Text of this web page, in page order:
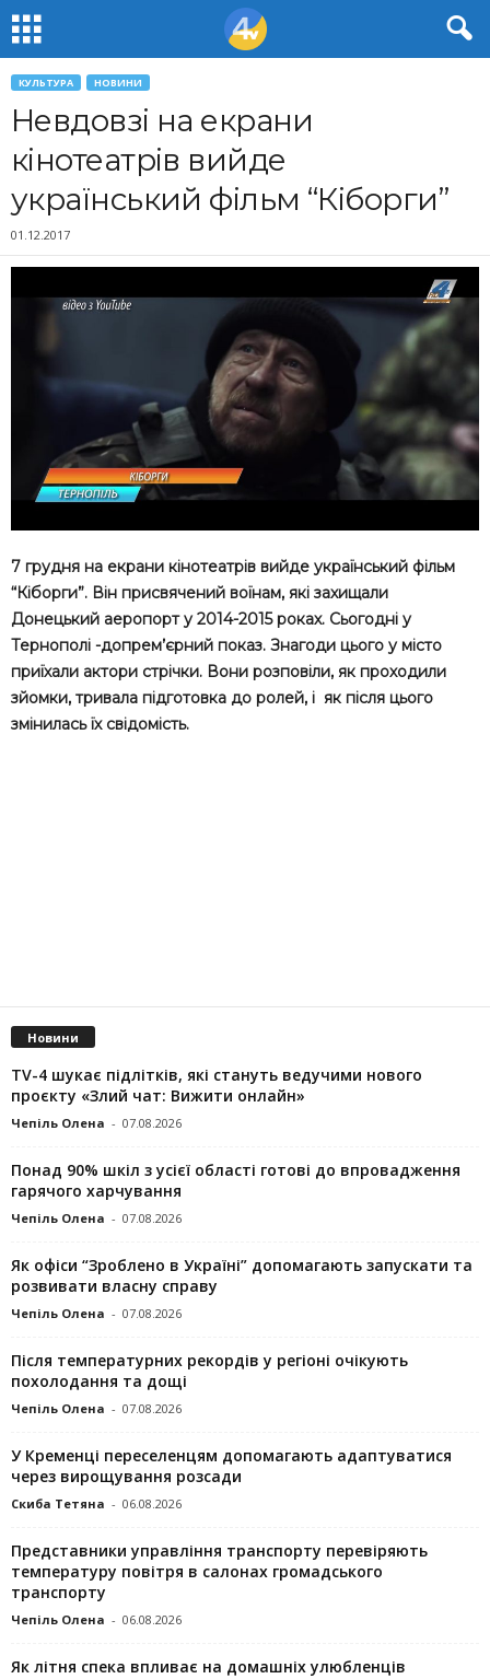
КУЛЬТУРА НОВИНИ
Невдовзі на екрани
кінотеатрів вийде
український фільм “Кіборги”
01.12.2017
7 грудня на екрани кінотеатрів вийде український фільм
“Кіборги”. Він присвячений воїнам, які захищали
Донецький аеропорт у 2014-2015 роках. Сьогодні у
Тернополі -допрем’єрний показ. Знагоди цього у місто
приїхали актори стрічки. Вони розповіли, як проходили
зйомки, тривала підготовка до ролей, і як після цього
змінилась їх свідомість.
Новини
TV-4 шукає підлітків, які стануть ведучими нового
проєкту «Злий чат: Вижити онлайн»
Чепіль Олена - 07.08.2026
Понад 90% шкіл з усієї області готові до впровадження
гарячого харчування
Чепіль Олена - 07.08.2026
Як офіси “Зроблено в Україні” допомагають запускaти та
розвивати власну справу
Чепіль Олена - 07.08.2026
Після температурних рекордів у регіоні очікують
похолодання та дощі
Чепіль Олена - 07.08.2026
У Кременці переселенцям допомагають адаптуватися
через вирощування розсади
Скиба Тетяна - 06.08.2026
Представники управління транспорту перевіряють
температуру повітря в салонах громадського
транспорту
Чепіль Олена - 06.08.2026
Як літня спека впливає на домашніх улюбленців